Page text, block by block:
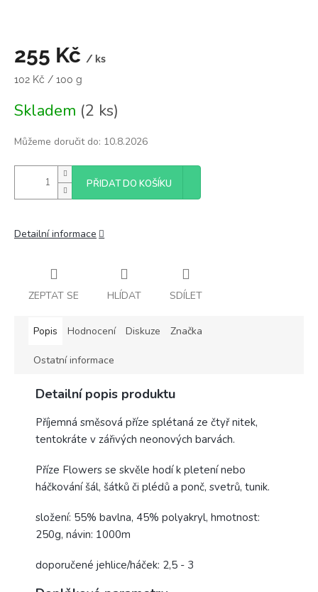
255 Kč / ks
Měrná
102 Kč / 100 g
Skladem (2 ks)
Můžeme doručit do: 10.8.2026
PŘIDAT DO KOŠÍKU
Detailní informace
ZEPTAT SE HLÍDAT SDÍLET
Popis Hodnocení Diskuze Značka
Ostatní informace
Detailní popis produktu
Příjemná směsová příze splétaná ze čtyř nitek,
tentokráte v zářivých neonových barvách.
Příze Flowers se skvěle hodí k pletení nebo
háčkování šál, šátků či plédů a ponč, svetrů, tunik.
složení: 55% bavlna, 45% polyakryl, hmotnost:
250g, návin: 1000m
doporučené jehlice/háček: 2,5 - 3